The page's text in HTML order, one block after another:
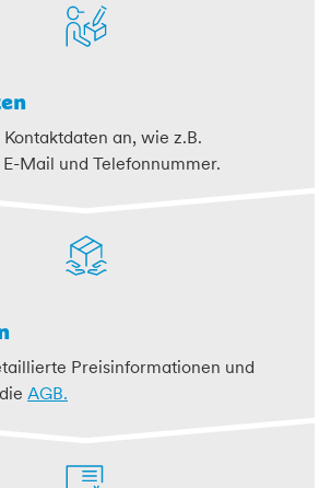
an, wie z.B.
Mail und Telefonnummer.
Preisinformationen und
AGB.